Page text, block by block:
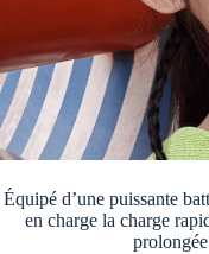
Équipé d’une puissante
en charge la charge